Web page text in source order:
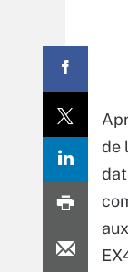
de